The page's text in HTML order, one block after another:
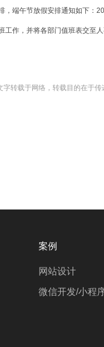
，端午节放假安排通知如下：
工作，并将各部门值班表交至
转载于网络，转载目的在于
案例
网站设计
微信开发/小程